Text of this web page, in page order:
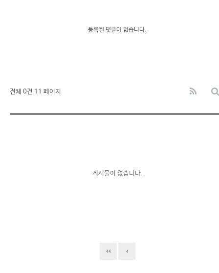
등록된 댓글이 없습니다.
전체 0건 11 페이지
게시물이 없습니다.